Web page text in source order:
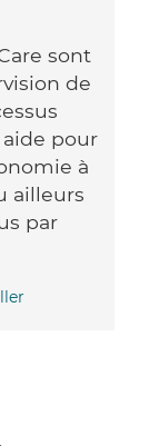
sont
de
pour
à
ailleurs
par